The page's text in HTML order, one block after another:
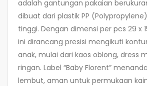
adalah gantungan pakaian
dibuat dari plastik PP
tinggi. Dengan dimensi per pcs 29 x
ini dirancang presisi mengikuti
anak, mulai dari kaos oblong, dress
ringan. Label “Baby Florent”
lembut, aman untuk permukaan